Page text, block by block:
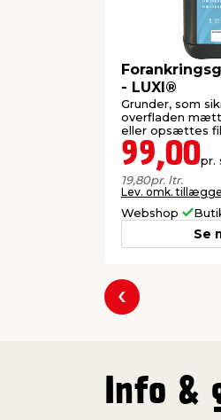
- LUXI®
Grunder, som
overfladen
eller opsættes
tapet.
99,00pr.
19,80pr. ltr.
Lev. omk.
Webshop
Se
Forrige
Info &